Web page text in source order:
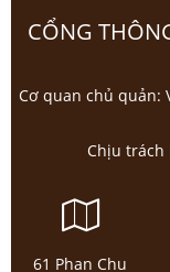
CỔNG
Cơ quan chủ quản:
Chịu trách
61 Phan Chu